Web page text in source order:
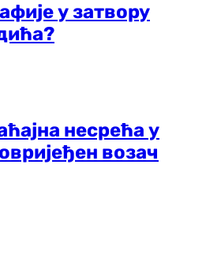
у затвору
несрећа у
возач